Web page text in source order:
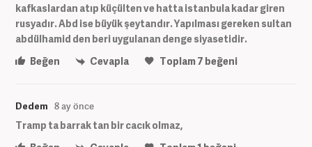
kafkaslardan atıp küçülten ve hatta istanbula kadar giren
rusyadır. Abd ise büyük şeytandır. Yapılması gereken sultan
abdülhamid den beri uygulanan denge siyasetidir.
Beğen
Cevapla Toplam7 beğeni
Dedem 8 ay önce
Tramp ta barrak tan bir cacık olmaz,